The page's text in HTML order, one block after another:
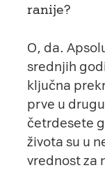
ranije?
O, da.
srednjih
ključna
prve u
četrdesete
života su u
vrednost za